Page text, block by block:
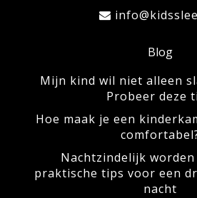
Blog
Mijn kind wil niet alleen
Probeer deze
Hoe maak je een
Nachtzindelijk
praktische tips voor een
nacht